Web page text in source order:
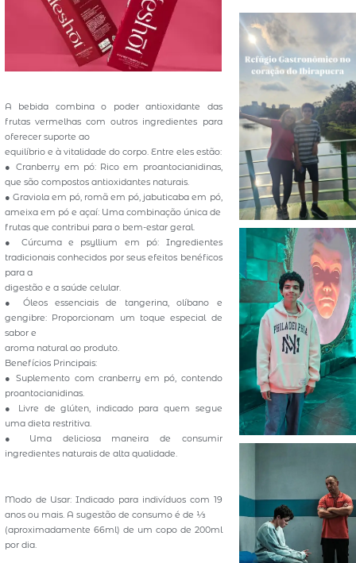
A bebida combina o poder antioxidante das
frutas vermelhas com outros ingredientes para
oferecer suporte ao
equilíbrio e à vitalidade do corpo. Entre eles estão:
● Cranberry em pó: Rico em proantocianidinas,
que são compostos antioxidantes naturais.
● Graviola em pó, romã em pó, jabuticaba em pó,
ameixa em pó e açaí: Uma combinação única de
frutas que contribui para o bem-estar geral.
● Cúrcuma e psyllium em pó: Ingredientes
tradicionais conhecidos por seus efeitos benéficos
para a
digestão e a saúde celular.
● Óleos essenciais de tangerina, olíbano e
gengibre: Proporcionam um toque especial de
sabor e
aroma natural ao produto.
Benefícios Principais:
● Suplemento com cranberry em pó, contendo
proantocianidinas.
● Livre de glúten, indicado para quem segue
uma dieta restritiva.
● Uma deliciosa maneira de consumir
ingredientes naturais de alta qualidade.
Modo de Usar: Indicado para indivíduos com 19
anos ou mais. A sugestão de consumo é de 1⁄3
(aproximadamente 66ml) de um copo de 200ml
por dia.